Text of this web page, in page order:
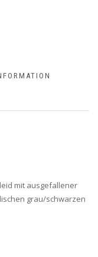
mit ausgefallener
grau/schwarzen